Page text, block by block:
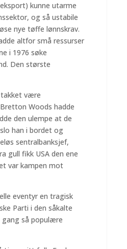
kunne utarme
og så ustabile
nye tøffe lønnskrav.
altfor små ressurser
i 1976 søke
Den største
takket være
Woods hadde
den ulempe at de
han i bordet og
sentralbanksjef,
gull fikk USA den ene
var kampen mot
eventyr en tragisk
Parti i den såkalte
gang så populære